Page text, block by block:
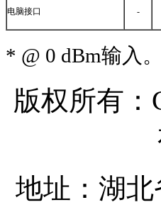
电脑接口 -
* @ 0 dBm输入。
版权所有：
地址：湖